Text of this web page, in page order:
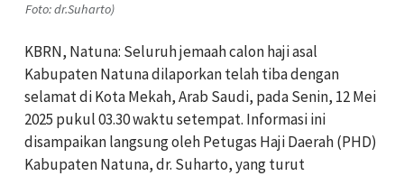
Foto: dr.Suharto)
KBRN, Natuna: Seluruh jemaah calon haji asal
Kabupaten Natuna dilaporkan telah tiba dengan
selamat di Kota Mekah, Arab Saudi, pada Senin, 12 Mei
2025 pukul 03.30 waktu setempat. Informasi ini
disampaikan langsung oleh Petugas Haji Daerah (PHD)
Kabupaten Natuna, dr. Suharto, yang turut